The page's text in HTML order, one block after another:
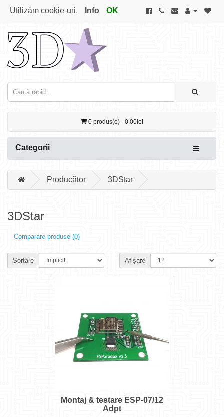
Utilizăm cookie-uri. Info OK
0 produs(e) - 0,00lei
Categorii
Producător 3DStar
3DStar
Comparare produse (0)
Sortare Afișare
Montaj & testare ESP-07/12
Adpt